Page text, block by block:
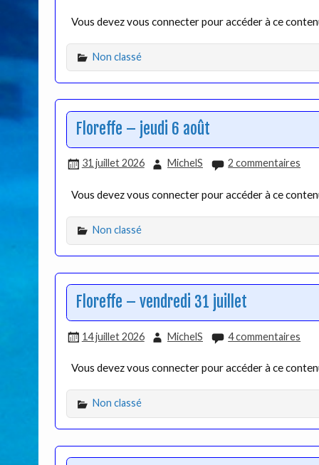
Vous devez vous connecter pour accéder à ce
Non classé
Floreffe – jeudi 6 août
31 juillet 2026 MichelS 2 commentaires
Vous devez vous connecter pour accéder à ce
Non classé
Floreffe – vendredi 31 juillet
14 juillet 2026 MichelS 4 commentaires
Vous devez vous connecter pour accéder à ce
Non classé